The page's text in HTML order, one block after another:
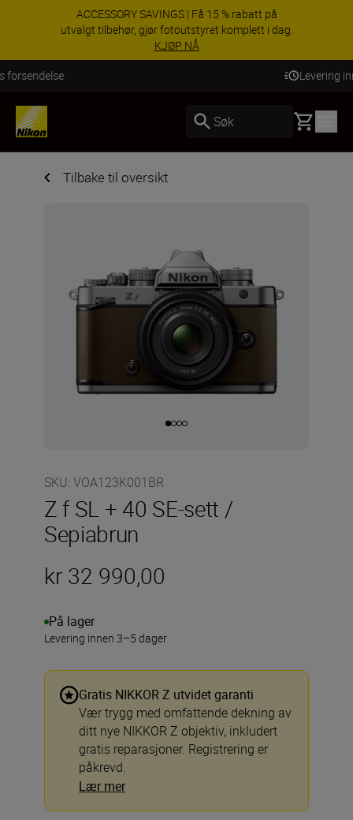
ACCESSORY SAVINGS | Få 15 % rabatt på
utvalgt tilbehør, gjør fotoutstyret komplett i dag.
KJØP NÅ
Søk Basket
Tilbake til oversikt
SKU: VOA123K001BR
Z f SL + 40 SE-sett /
Sepiabrun
kr 32 990,00
På lager
Levering innen 3–5 dager
Gratis NIKKOR Z utvidet garanti
Vær trygg med omfattende dekning av
ditt nye NIKKOR Z objektiv, inkludert
gratis reparasjoner. Registrering er
påkrevd.
Lær mer